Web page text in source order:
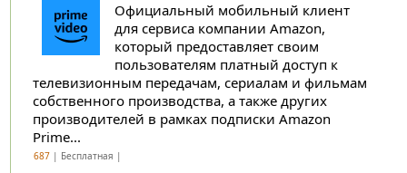
Официальный мобильный клиент
для сервиса компании Amazon,
который предоставляет своим
пользователям платный доступ к
телевизионным передачам, сериалам и фильмам
собственного производства, а также других
производителей в рамках подписки Amazon
Prime...
687| Бесплатная |